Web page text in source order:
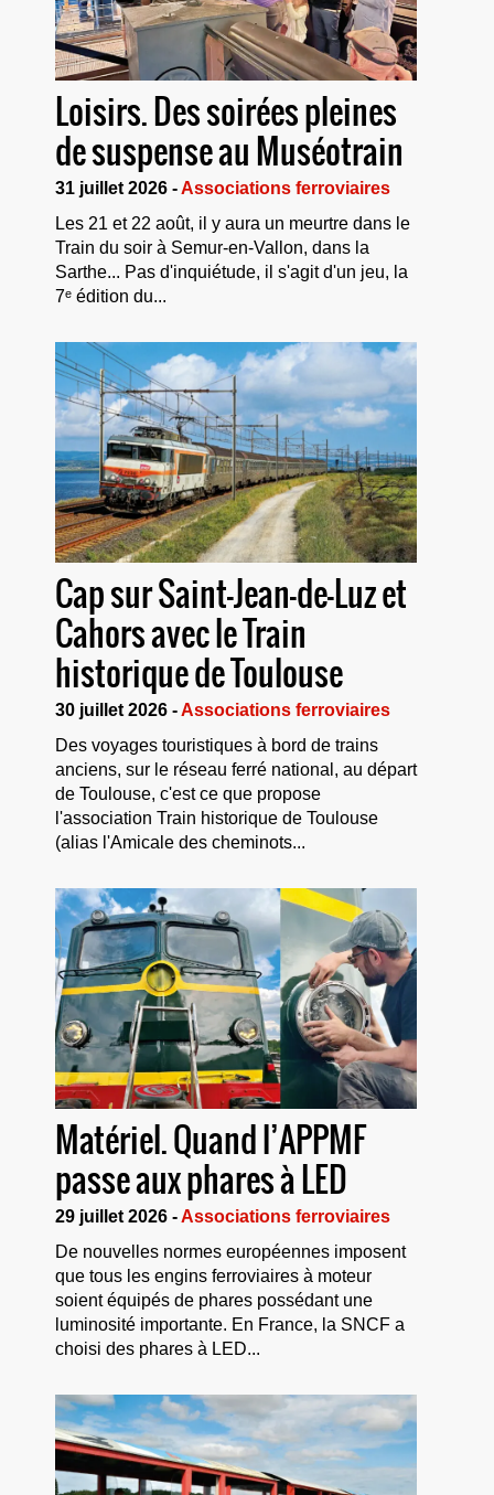
Loisirs. Des soirées pleines
de suspense au Muséotrain
31 juillet 2026 -Associations ferroviaires
Les 21 et 22 août, il y aura un meurtre dans le
Train du soir à Semur-en-Vallon, dans la
Sarthe... Pas d'inquiétude, il s'agit d'un jeu, la
7ᵉ édition du...
Cap sur Saint-Jean-de-Luz et
Cahors avec le Train
historique de Toulouse
30 juillet 2026 -Associations ferroviaires
Des voyages touristiques à bord de trains
anciens, sur le réseau ferré national, au départ
de Toulouse, c'est ce que propose
l'association Train historique de Toulouse
(alias l'Amicale des cheminots...
Matériel. Quand l’APPMF
passe aux phares à LED
29 juillet 2026 -Associations ferroviaires
De nouvelles normes européennes imposent
que tous les engins ferroviaires à moteur
soient équipés de phares possédant une
luminosité importante. En France, la SNCF a
choisi des phares à LED...